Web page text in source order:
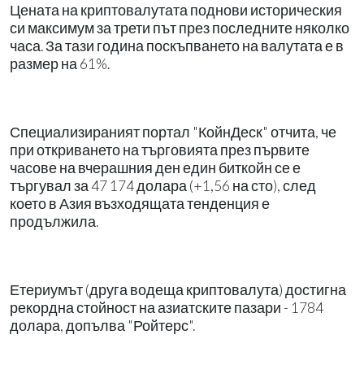
Цената на криптовалутата поднови историческия
си максимум за трети път през последните няколко
часа. За тази година поскъпването на валутата е в
размер на 61%.
Специализираният портал "КойнДеск" отчита, че
при откриването на търговията през първите
часове на вчерашния ден един биткойн се е
търгувал за 47 174 долара (+1,56 на сто), след
което в Азия възходящата тенденция е
продължила.
Етериумът (друга водеща криптовалута) достигна
рекордна стойност на азиатските пазари - 1784
долара, допълва "Ройтерс".